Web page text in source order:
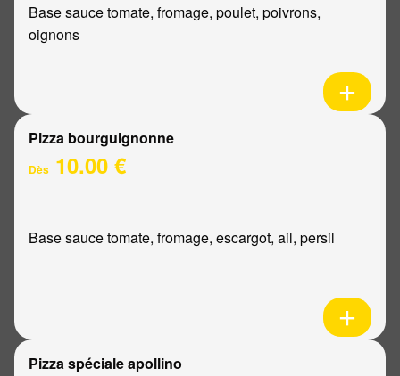
Base sauce tomate, fromage, poulet, poivrons,
oignons
Pizza bourguignonne
Dès 10.00 €
Base sauce tomate, fromage, escargot, ail, persil
Pizza spéciale apollino